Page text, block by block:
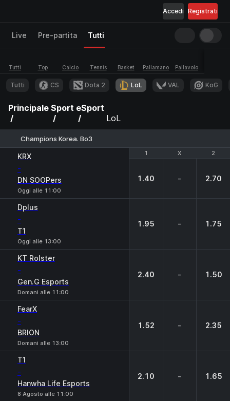
Registrati
Accedi
Live Pre-partita Tutti
Tutti Top Calcio Tennis Basket Pallamano Pallavolo
Tutti CS Dota 2 LoL VAL KoG
Principale Sport eSport
LoL
Champions Korea. Bo3
1 X 2
KRX
-
DN SOOPers
Oggi alle 11:00
1 X 2
1.40 - 2.70
Dplus
-
T1
Oggi alle 13:00
1.95 - 1.75
KT Rolster
-
Gen.G Esports
Domani alle 11:00
2.40 - 1.50
FearX
-
BRION
Domani alle 13:00
1.52 - 2.35
T1
-
Hanwha Life Esports
8 Agosto alle 11:00
2.10 - 1.65